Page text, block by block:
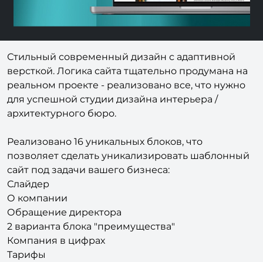
Стильный современный дизайн с адаптивной
версткой. Логика сайта тщательно продумана на
реальном проекте - реализовано все, что нужно
для успешной студии дизайна интерьера /
архитектурного бюро.
Реализовано 16 уникальных блоков, что
позволяет сделать уникализировать шаблонный
сайт под задачи вашего бизнеса:
Слайдер
О компании
Обращение директора
2 варианта блока "преимущества"
Компания в цифрах
Тарифы